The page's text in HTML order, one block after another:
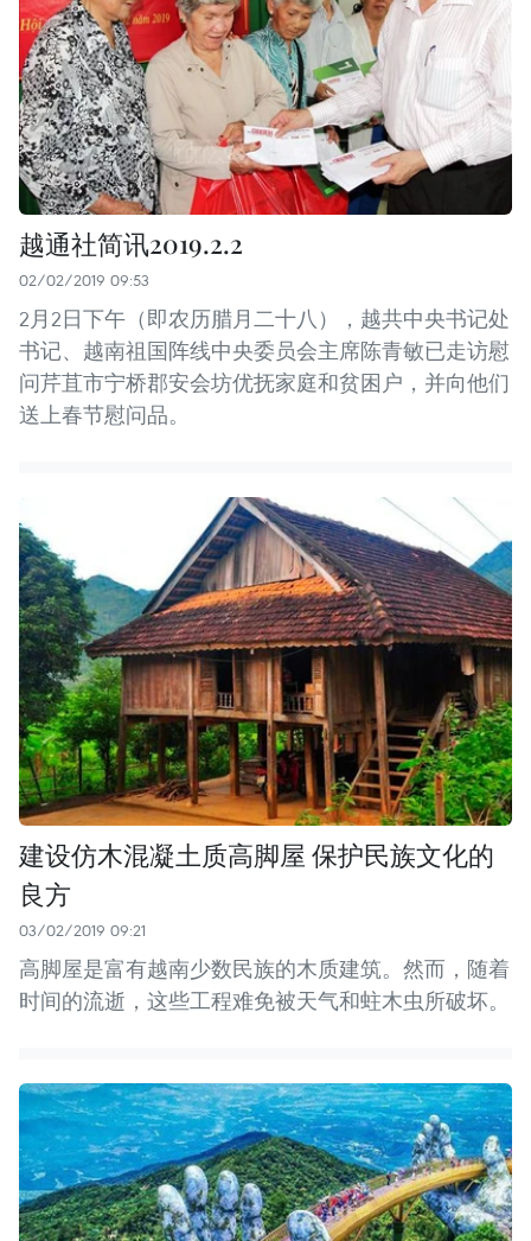
越通社简讯2019.2.2
02/02/2019 09:53
2月2日下午（即农历腊月二十八），越共中央书记处
书记、越南祖国阵线中央委员会主席陈青敏已走访慰
问芹苴市宁桥郡安会坊优抚家庭和贫困户，并向他们
送上春节慰问品。
建设仿木混凝土质高脚屋 保护民族文化的
良方
03/02/2019 09:21
高脚屋是富有越南少数民族的木质建筑。然而，随着
时间的流逝，这些工程难免被天气和蛀木虫所破坏。